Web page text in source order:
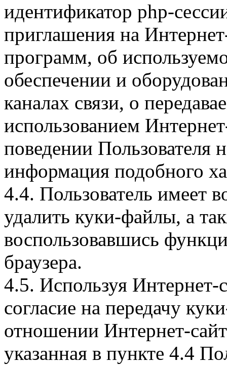
идентификатор php-
приглашения на
программ, об
обеспечении и
каналах связи, о
использованием
поведении Пользователя
информация подобного
4.4. Пользователь имеет
удалить куки-файлы, а
воспользовавшись
браузера.
4.5. Используя Интернет-
согласие на передачу
отношении Интернет-
указанная в пункте 4.4